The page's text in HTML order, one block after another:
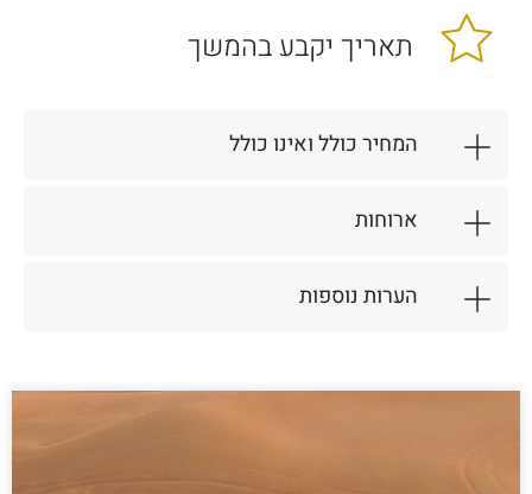
תאריך יקבע בהמשך
המחיר כולל ואינו כולל
ארוחות
הערות נוספות